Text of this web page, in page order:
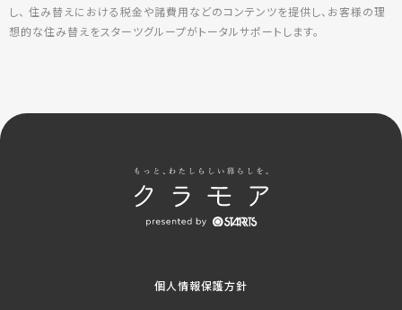
し、 住み替えにおける税金や諸費用などのコンテンツを提供し、お客様の理
想的な住み替えをスターツグループがトータルサポートします。
個人情報保護方針